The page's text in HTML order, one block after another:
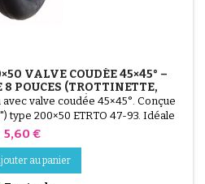
VALVE COUDÉE 45×45° –
8 POUCES (TROTTINETTE,
REMORQUE)
valve coudée 45×45°. Conçue
type 200×50 ETRTO 47-93. Idéale
scooters compacts et remorques.
Prix
5,60 €
au panier